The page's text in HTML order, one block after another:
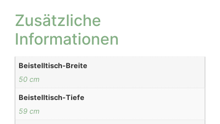
Zusätzliche
Informationen
Beistelltisch-Breite
50 cm
Beistelltisch-Tiefe
59 cm